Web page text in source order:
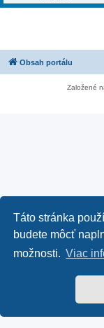
Táto stránka
budete môcť
možnosti. Viac
Obsah portálu
Založené